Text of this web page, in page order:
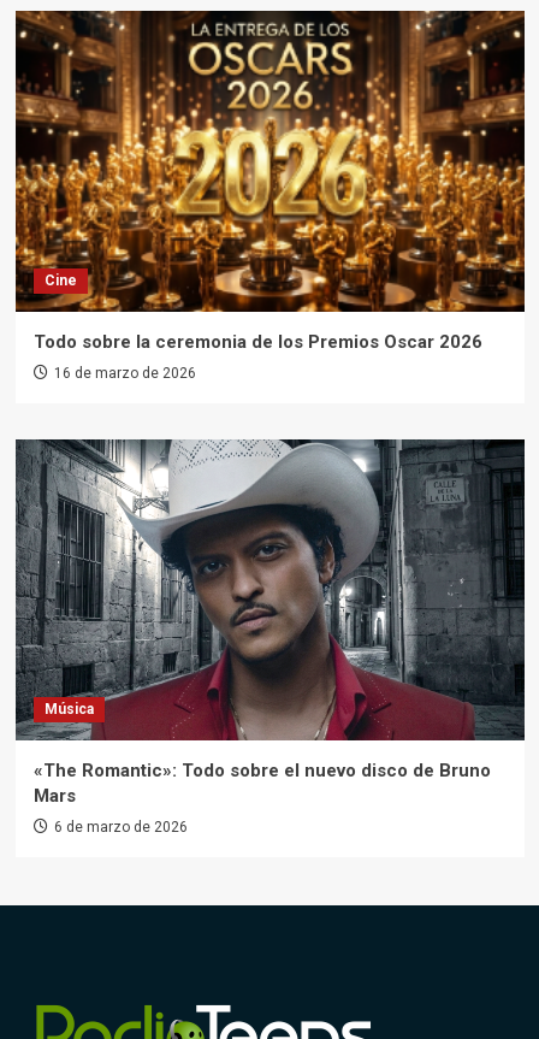
Cine
Todo sobre la ceremonia de los Premios Oscar 2026
16 de marzo de 2026
Música
«The Romantic»: Todo sobre el nuevo disco de Bruno
Mars
6 de marzo de 2026